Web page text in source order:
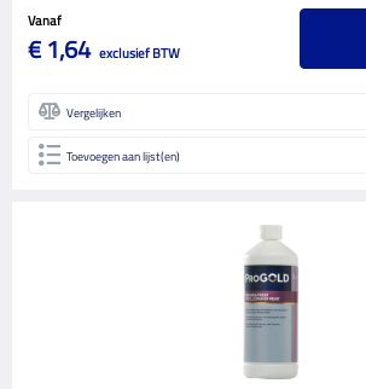
Vanaf
€ 1,64 exclusief BTW
Vergelijken
Toevoegen aan lijst(en)